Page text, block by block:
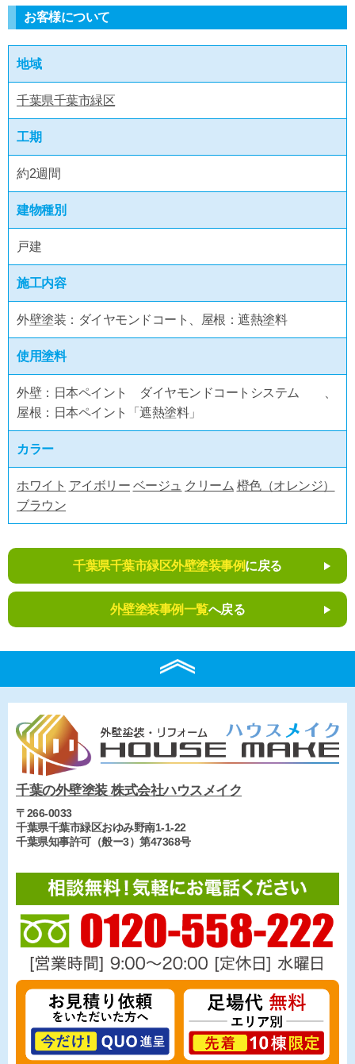
お客様について
地域
千葉県千葉市緑区
工期
約2週間
建物種別
戸建
施工内容
外壁塗装：ダイヤモンドコート、屋根：遮熱塗料
使用塗料
外壁：日本ペイント ダイヤモンドコートシステム 、
屋根：日本ペイント「遮熱塗料」
カラー
ホワイト アイボリー ベージュ クリーム 橙色（オレンジ）
ブラウン
千葉県千葉市緑区外壁塗装事例に戻る
外壁塗装事例一覧へ戻る
千葉の外壁塗装 株式会社ハウスメイク
〒266-0033
千葉県千葉市緑区おゆみ野南1-1-22
千葉県知事許可（般ー3）第47368号